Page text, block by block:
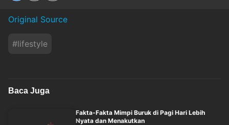
Original Source
#lifestyle
Baca Juga
Fakta-Fakta Mimpi Buruk di Pagi Hari Lebih
Nyata dan Menakutkan